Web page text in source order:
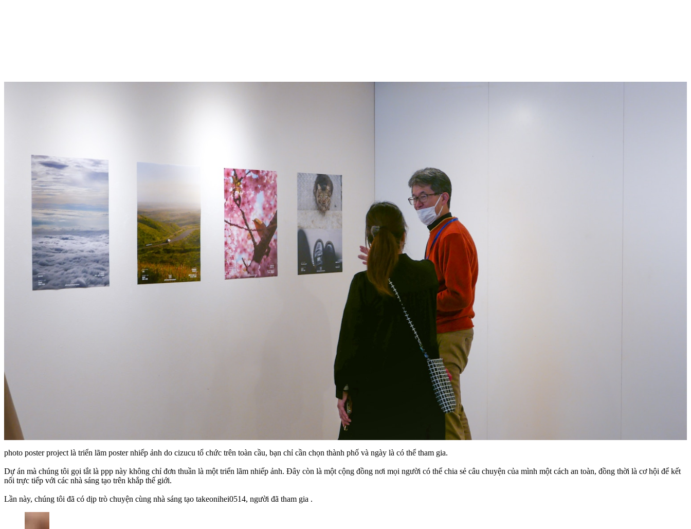
photo poster project là triển lãm poster nhiếp ảnh do cizucu tổ chức trên toàn cầu, bạn chỉ cần chọn thành phố và ngày là có thể tham gia.
Dự án mà chúng tôi gọi tắt là ppp này không chỉ đơn thuần là một triển lãm nhiếp ảnh. Đây còn là một cộng đồng nơi mọi người có thể chia sẻ câu chuyện của mình một cách an toàn, đồng thời là cơ hội để kết
nối trực tiếp với các nhà sáng tạo trên khắp thế giới.
Lần này, chúng tôi đã có dịp trò chuyện cùng nhà sáng tạo takeonihei0514, người đã tham gia .